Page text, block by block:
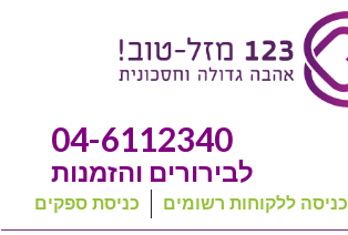
04-6112340
לבירורים והזמנות
כניסת ספקים כניסה ללקוחות רשומים